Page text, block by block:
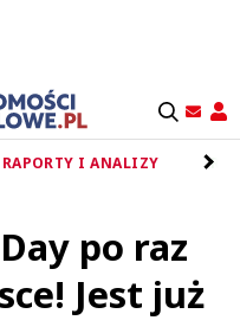
RAPORTY I ANALIZY
po raz
Jest już